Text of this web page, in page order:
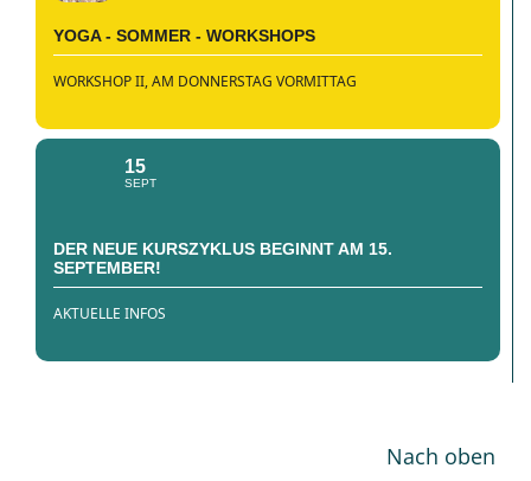
YOGA - SOMMER - WORKSHOPS
WORKSHOP II, AM DONNERSTAG VORMITTAG
15
SEPT
DER NEUE KURSZYKLUS BEGINNT AM 15.
SEPTEMBER!
AKTUELLE INFOS
Nach oben